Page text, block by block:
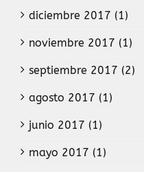
diciembre 2017 (1)
noviembre 2017 (1)
septiembre 2017 (2)
agosto 2017 (1)
junio 2017 (1)
mayo 2017 (1)